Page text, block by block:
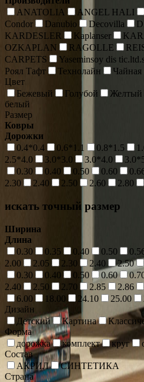
ANATOLIA
ANGEL HALI
Condor
Danubio Decovilla
KARDESLER
Kaplanser
OZKAPLAN
RAGOLLE
CARPETS
Yaseminsoy dis
Роял Тафт
Технолайн Чайная
Цвет
Бежевый
Голубой Желтый
белый
Размер
Ковры
Дорожки
0.4*0.4
0.6*1.1 0.8*1.5
2.5*4.0
3.0*3.0 3.0*4.0
0.30
0.40 0.50 0.60
2.30
2.40 2.50 2.60 2.80
искать точный размер
Ширина
Длина
0.30
0.35 0.40 0.50
2.00
2.05 2.30 2.40 2.50
0.30
0.40 0.50 0.60
2.40
2.50 2.70 2.85 2.86
6.00
18.00 24.10 25.00
Дизайн
Детский
Картина
Форма
дорожка
комплект круг
Состав
АКРИЛ
СИНТЕТИКА
Страна